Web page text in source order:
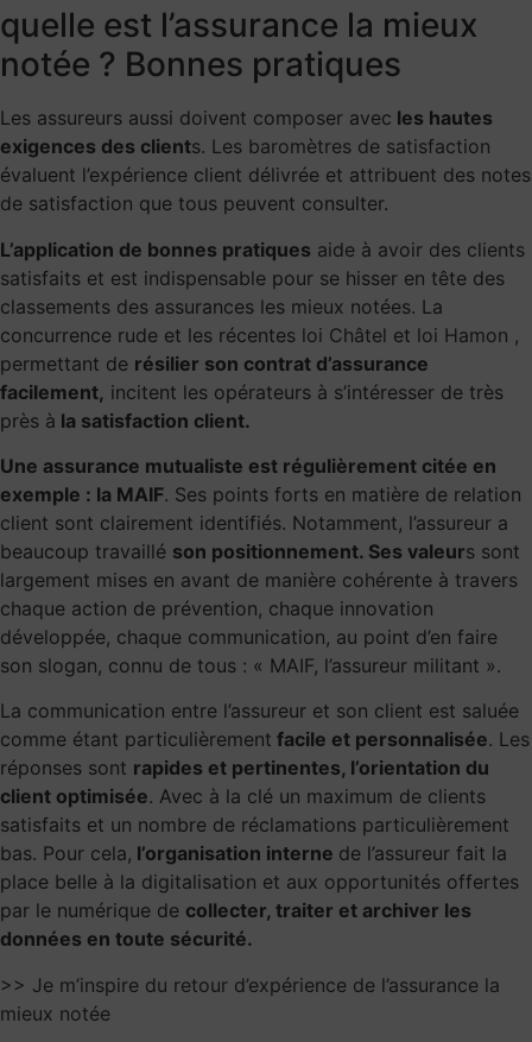
quelle est l’assurance la mieux
notée ? Bonnes pratiques
Les assureurs aussi doivent composer avec les hautes
exigences des clients. Les baromètres de satisfaction
évaluent l’expérience client délivrée et attribuent des notes
de satisfaction que tous peuvent consulter.
L’application de bonnes pratiques aide à avoir des clients
satisfaits et est indispensable pour se hisser en tête des
classements des assurances les mieux notées. La
concurrence rude et les récentes loi Châtel et loi Hamon ,
permettant de résilier son contrat d’assurance
facilement, incitent les opérateurs à s’intéresser de très
près à la satisfaction client.
Une assurance mutualiste est régulièrement citée en
exemple : la MAIF. Ses points forts en matière de relation
client sont clairement identifiés. Notamment, l’assureur a
beaucoup travaillé son positionnement. Ses valeurs sont
largement mises en avant de manière cohérente à travers
chaque action de prévention, chaque innovation
développée, chaque communication, au point d’en faire
son slogan, connu de tous : « MAIF, l’assureur militant ».
La communication entre l’assureur et son client est saluée
comme étant particulièrement facile et personnalisée. Les
réponses sont rapides et pertinentes, l’orientation du
client optimisée. Avec à la clé un maximum de clients
satisfaits et un nombre de réclamations particulièrement
bas. Pour cela, l’organisation interne de l’assureur fait la
place belle à la digitalisation et aux opportunités offertes
par le numérique de collecter, traiter et archiver les
données en toute sécurité.
>> Je m’inspire du retour d’expérience de l’assurance la
mieux notée